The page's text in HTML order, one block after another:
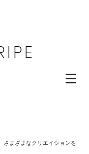
さまざまなクリエイションを